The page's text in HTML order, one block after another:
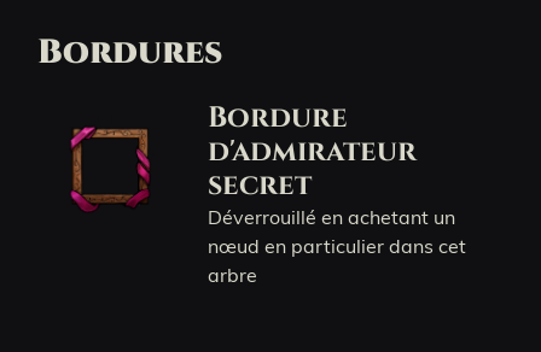
Bordures
Bordure
d'admirateur
secret
Déverrouillé en achetant un
nœud en particulier dans cet
arbre